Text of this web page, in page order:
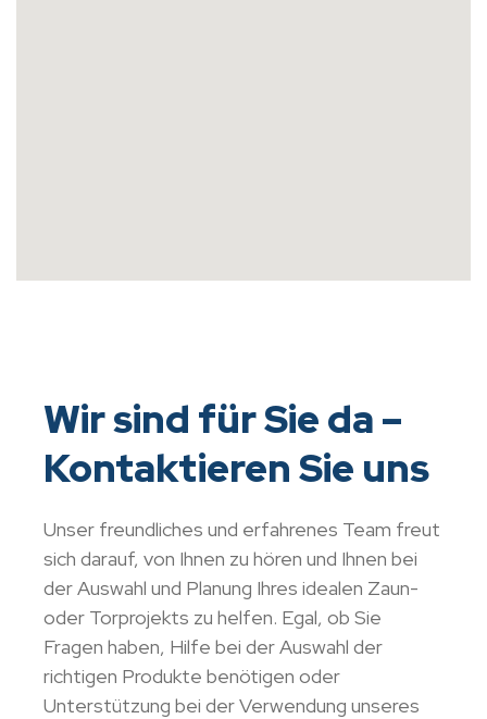
Wir sind für Sie da –
Kontaktieren Sie uns
Unser freundliches und erfahrenes Team freut
sich darauf, von Ihnen zu hören und Ihnen bei
der Auswahl und Planung Ihres idealen Zaun-
oder Torprojekts zu helfen. Egal, ob Sie
Fragen haben, Hilfe bei der Auswahl der
richtigen Produkte benötigen oder
Unterstützung bei der Verwendung unseres